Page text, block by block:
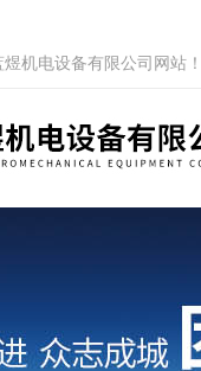
机电设备有限公司网站